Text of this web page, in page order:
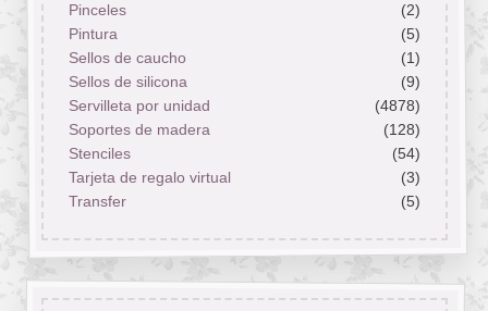
Pinceles
(2)
Pintura
(5)
Sellos de caucho
(1)
Sellos de silicona
(9)
Servilleta por unidad
(4878)
Soportes de madera
(128)
Stenciles
(54)
Tarjeta de regalo virtual
(3)
Transfer
(5)